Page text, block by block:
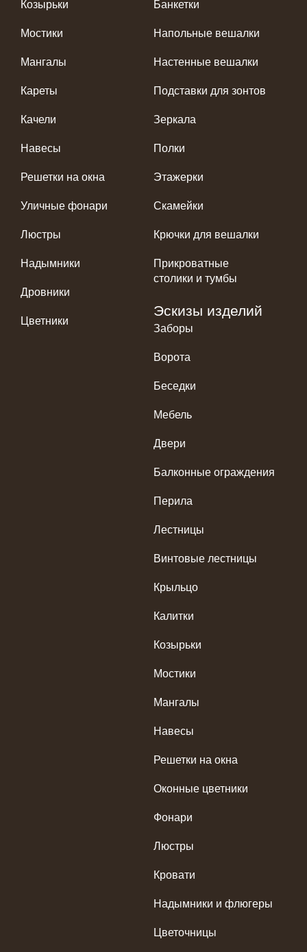
Козырьки
Мостики
Мангалы
Кареты
Качели
Навесы
Решетки на окна
Уличные фонари
Люстры
Надымники
Дровники
Цветники
Банкетки
Напольные вешалки
Настенные вешалки
Подставки для зонтов
Зеркала
Полки
Этажерки
Скамейки
Крючки для вешалки
Прикроватные
столики и тумбы
Эскизы изделий
Заборы
Ворота
Беседки
Мебель
Двери
Балконные ограждения
Перила
Лестницы
Винтовые лестницы
Крыльцо
Калитки
Козырьки
Мостики
Мангалы
Навесы
Решетки на окна
Оконные цветники
Фонари
Люстры
Кровати
Надымники и флюгеры
Цветочницы